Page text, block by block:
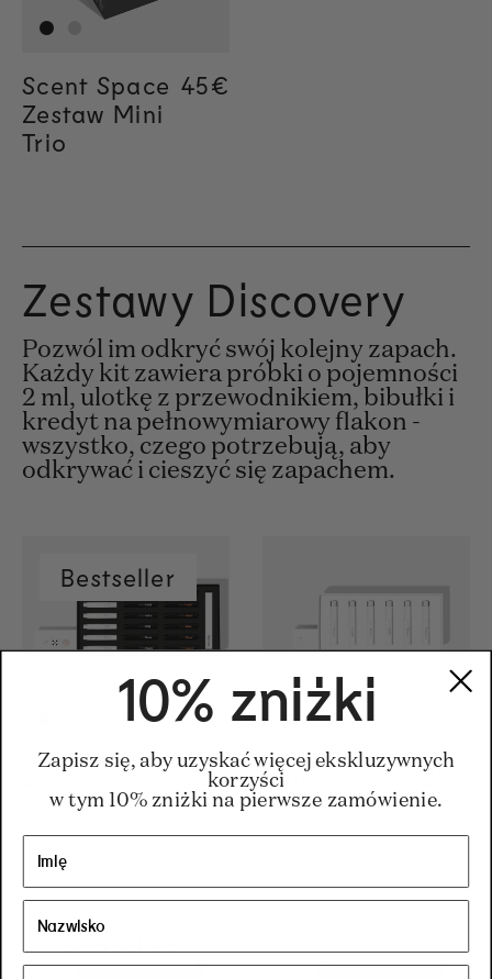
Scent Space
Zestaw Mini
Trio
Regular price
45€
Zestawy Discovery
Pozwól im odkryć swój kolejny zapach.
Każdy kit zawiera próbki o pojemności
2 ml, ulotkę z przewodnikiem, bibułki i
kredyt na pełnowymiarowy flakon -
wszystko, czego potrzebują, aby
odkrywać i cieszyć się zapachem.
Bestseller
Zestaw
Exploration
Regular price
48€
Regular price
48€
Personal
Discovery Kit
28€
28€
10% zniżki
Zapisz się, aby uzyskać więcej ekskluzywnych
korzyści
w tym 10% zniżki na pierwsze zamówienie.